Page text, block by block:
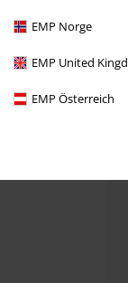
EMP Norge
EMP United
EMP Österreich